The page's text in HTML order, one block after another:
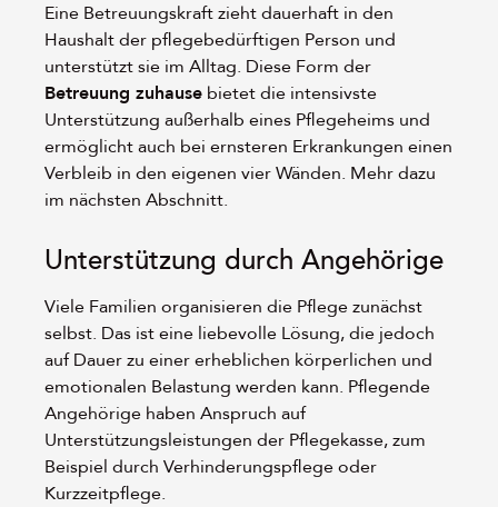
Eine Betreuungskraft zieht dauerhaft in den
Haushalt der pflegebedürftigen Person und
unterstützt sie im Alltag. Diese Form der
Betreuung zuhause bietet die intensivste
Unterstützung außerhalb eines Pflegeheims und
ermöglicht auch bei ernsteren Erkrankungen einen
Verbleib in den eigenen vier Wänden. Mehr dazu
im nächsten Abschnitt.
Unterstützung durch Angehörige
Viele Familien organisieren die Pflege zunächst
selbst. Das ist eine liebevolle Lösung, die jedoch
auf Dauer zu einer erheblichen körperlichen und
emotionalen Belastung werden kann. Pflegende
Angehörige haben Anspruch auf
Unterstützungsleistungen der Pflegekasse, zum
Beispiel durch Verhinderungspflege oder
Kurzzeitpflege.